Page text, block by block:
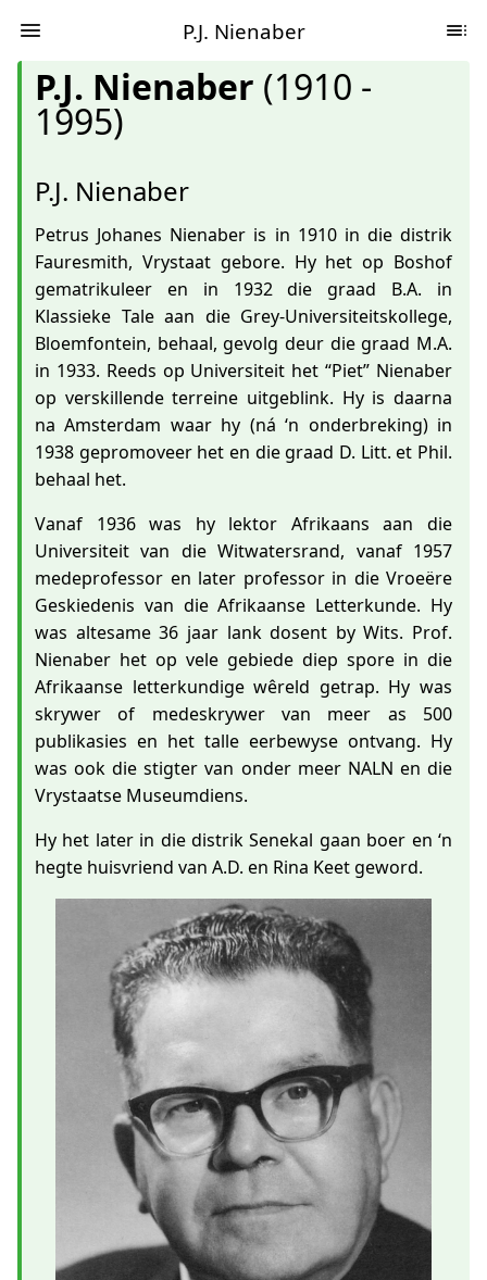
P.J. Nienaber
P.J. Nienaber (1910 -
1995)
P.J. Nienaber
Petrus Johanes Nienaber is in 1910 in die distrik
Fauresmith, Vrystaat gebore. Hy het op Boshof
gematrikuleer en in 1932 die graad B.A. in
Klassieke Tale aan die Grey-Universiteitskollege,
Bloemfontein, behaal, gevolg deur die graad M.A.
in 1933. Reeds op Universiteit het “Piet” Nienaber
op verskillende terreine uitgeblink. Hy is daarna
na Amsterdam waar hy (ná ‘n onderbreking) in
1938 gepromoveer het en die graad D. Litt. et Phil.
behaal het.
Vanaf 1936 was hy lektor Afrikaans aan die
Universiteit van die Witwatersrand, vanaf 1957
medeprofessor en later professor in die Vroeëre
Geskiedenis van die Afrikaanse Letterkunde. Hy
was altesame 36 jaar lank dosent by Wits. Prof.
Nienaber het op vele gebiede diep spore in die
Afrikaanse letterkundige wêreld getrap. Hy was
skrywer of medeskrywer van meer as 500
publikasies en het talle eerbewyse ontvang. Hy
was ook die stigter van onder meer NALN en die
Vrystaatse Museumdiens.
Hy het later in die distrik Senekal gaan boer en ‘n
hegte huisvriend van A.D. en Rina Keet geword.